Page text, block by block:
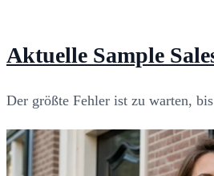
Aktuelle Sample
Der größte Fehler ist zu warten,